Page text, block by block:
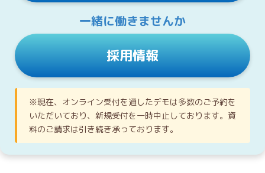
一緒に働きませんか
採用情報
※現在、オンライン受付を通したデモは多数のご予約を
いただいており、新規受付を一時中止しております。資
料のご請求は引き続き承っております。